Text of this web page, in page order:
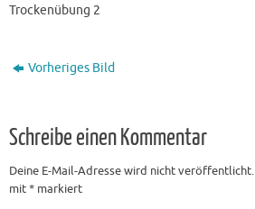
Trockenübung 2
Vorheriges Bild
Schreibe einen Kommentar
Deine E-Mail-Adresse wird nicht veröffentlicht.
mit* markiert